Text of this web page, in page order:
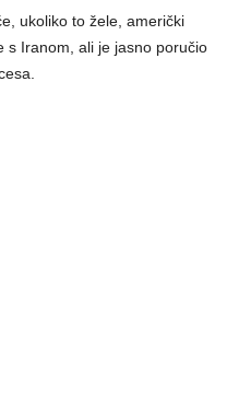
ukoliko to žele, američki
s Iranom, ali je jasno poručio